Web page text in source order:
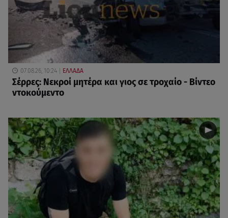
07.08.26, 10:24 ΕΛΛΑΔΑ
Σέρρες: Νεκροί μητέρα και γιος σε τροχαίο - Βίντεο
ντοκούμεντο